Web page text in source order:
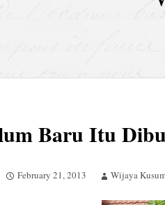
Baru Itu
February 21, 2013 Wijaya